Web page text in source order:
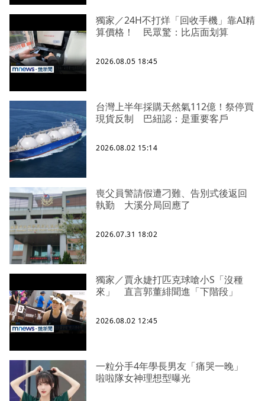
獨家／24H不打烊「回收手機」靠AI精
算價格！ 民眾驚：比店面划算
2026.08.05 18:45
台灣上半年採購天然氣112億！祭停買
現貨反制 巴紐認：是重要客戶
2026.08.02 15:14
喪父員警請假遭刁難、告別式後返回
執勤 大溪分局回應了
2026.07.31 18:02
獨家／賈永婕打匹克球嗆小S「沒種
來」 直言郭董緋聞進「下階段」
2026.08.02 12:45
一粒分手4年學長男友「痛哭一晚」
啦啦隊女神理想型曝光